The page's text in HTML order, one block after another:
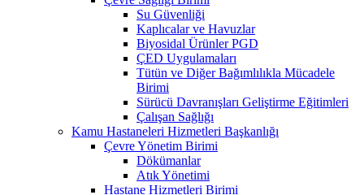
Su Güvenliği
Kaplıcalar ve Havuzlar
Biyosidal Ürünler PGD
ÇED Uygulamaları
Tütün ve Diğer Bağımlılıkla Mücadele
Birimi
Sürücü Davranışları Geliştirme Eğitimleri
Çalışan Sağlığı
Kamu Hastaneleri Hizmetleri Başkanlığı
Çevre Yönetim Birimi
Dökümanlar
Atık Yönetimi
Hastane Hizmetleri Birimi